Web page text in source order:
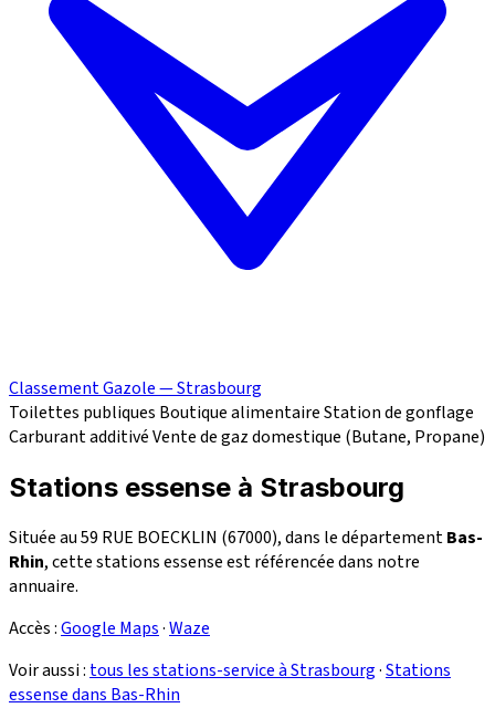
Classement Gazole — Strasbourg
Toilettes publiques Boutique alimentaireStation de gonflage
Carburant additivéVente de gaz domestique (Butane, Propane)
Stations essense à Strasbourg
Située au 59 RUE BOECKLIN (67000), dans le départementBas-
Rhin, cette stations essense est référencée dans notre
annuaire.
Accès :Google Maps·Waze
Voir aussi : tous les stations-service à Strasbourg·Stations
essense dans Bas-Rhin